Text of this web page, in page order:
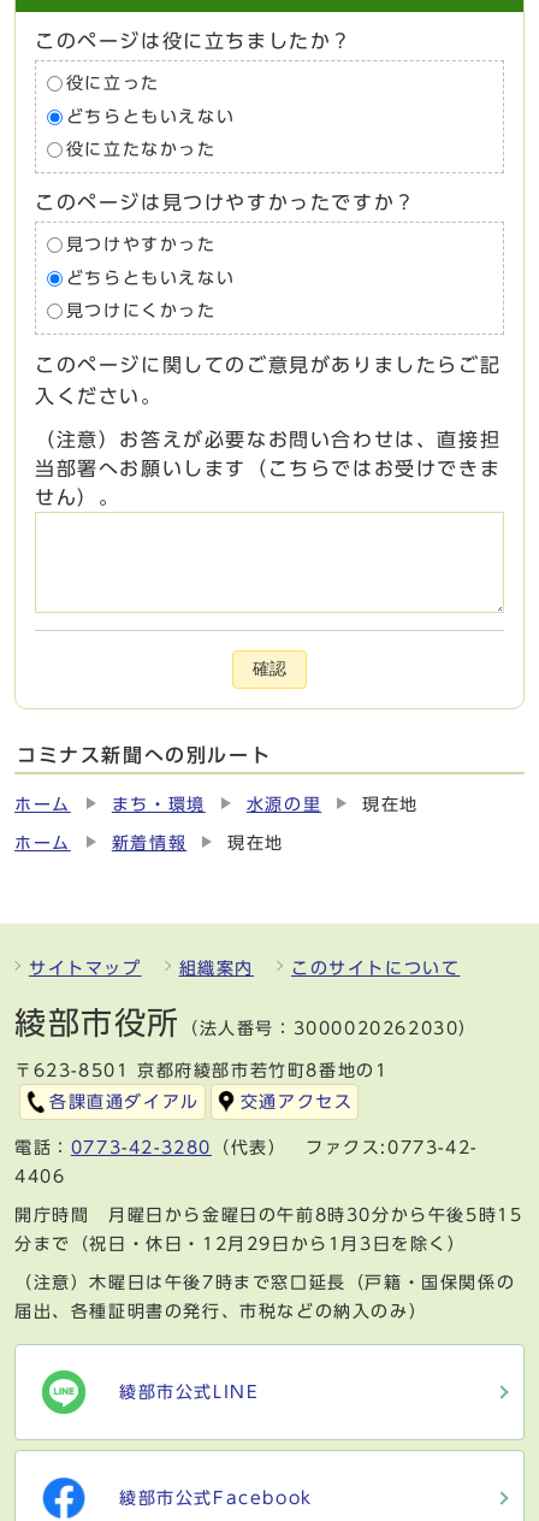
このページは役に立ちましたか？
役に立った
どちらともいえない
役に立たなかった
このページは見つけやすかったですか？
見つけやすかった
どちらともいえない
見つけにくかった
このページに関してのご意見がありましたらご記
入ください。
（注意）お答えが必要なお問い合わせは、直接担
当部署へお願いします（こちらではお受けできま
せん）。
確認
コミナス新聞への別ルート
ホーム まち・環境 水源の里 現在地
ホーム 新着情報 現在地
サイトマップ 組織案内 このサイトについて
綾部市役所 （法人番号：3000020262030）
〒623-8501 京都府綾部市若竹町8番地の1
各課直通ダイアル
交通アクセス
電話： 0773-42-3280
（代表） ファクス:0773-42-
4406
開庁時間 月曜日から金曜日の午前8時30分から午後5時15
分まで（祝日・休日・12月29日から1月3日を除く）
（注意）木曜日は午後7時まで窓口延長（戸籍・国保関係の
届出、各種証明書の発行、市税などの納入のみ）
綾部市公式LINE
綾部市公式Facebook